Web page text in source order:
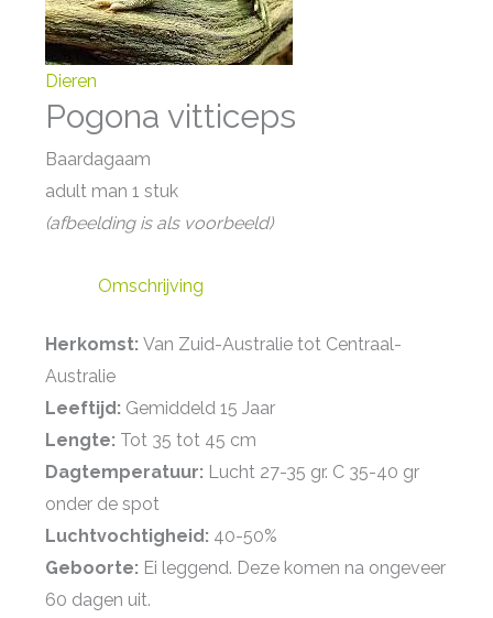
Dieren
Pogona vitticeps
Baardagaam
adult man 1 stuk
(afbeelding is als voorbeeld)
Omschrijving
Herkomst:Van Zuid-Australie tot Centraal-
Australie
Leeftijd:Gemiddeld 15 Jaar
Lengte:Tot 35 tot 45 cm
Dagtemperatuur:Lucht 27-35 gr. C 35-40 gr
onder de spot
Luchtvochtigheid:40-50%
Geboorte:Ei leggend. Deze komen na ongeveer
60 dagen uit.